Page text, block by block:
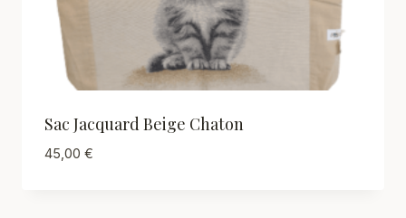
Sac Jacquard Beige Chaton
45,00 €